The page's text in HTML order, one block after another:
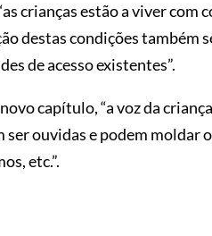
crianças estão a viver com
destas condições também
de acesso existentes”.
capítulo, “a voz da
ser ouvidas e podem
etc.”.